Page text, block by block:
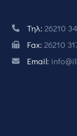
Τηλ: 26210
Fax: 26210
Email: